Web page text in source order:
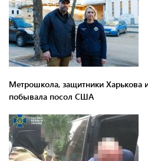
Метрошкола, защитники Харькова
побывала посол США